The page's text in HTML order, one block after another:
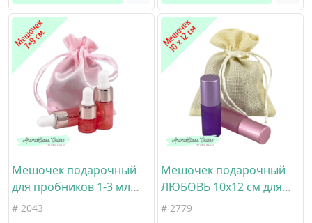
Мешочек подарочный
для пробников 1-3 мл
цвет пудрово-розовый
# 2043
Мешочек подарочный
ЛЮБОВЬ 10х12 см для
флаконов 5-15 мл
# 2779